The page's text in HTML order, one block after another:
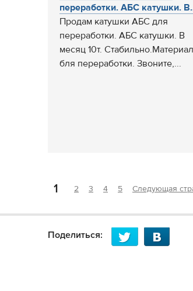
переработки. АБС катушки.
Продам катушки АБС для
переработки. АБС катушки. В
месяц 10т. Стабильно.Материал
бля переработки. Звоните,...
1 2 3 4 5 Следующая
Поделиться: